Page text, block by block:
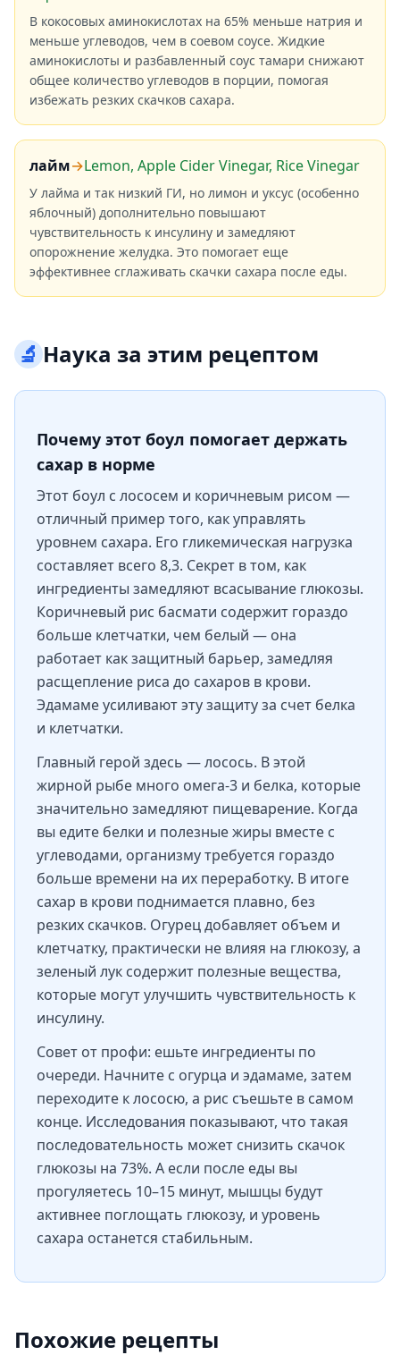
В кокосовых аминокислотах на 65% меньше натрия и
меньше углеводов, чем в соевом соусе. Жидкие
аминокислоты и разбавленный соус тамари снижают
общее количество углеводов в порции, помогая
избежать резких скачков сахара.
лайм→Lemon, Apple Cider Vinegar, Rice Vinegar
У лайма и так низкий ГИ, но лимон и уксус (особенно
яблочный) дополнительно повышают
чувствительность к инсулину и замедляют
опорожнение желудка. Это помогает еще
эффективнее сглаживать скачки сахара после еды.
🔬Наука за этим рецептом
Почему этот боул помогает держать
сахар в норме
Этот боул с лососем и коричневым рисом —
отличный пример того, как управлять
уровнем сахара. Его гликемическая нагрузка
составляет всего 8,3. Секрет в том, как
ингредиенты замедляют всасывание глюкозы.
Коричневый рис басмати содержит гораздо
больше клетчатки, чем белый — она
работает как защитный барьер, замедляя
расщепление риса до сахаров в крови.
Эдамаме усиливают эту защиту за счет белка
и клетчатки.
Главный герой здесь — лосось. В этой
жирной рыбе много омега-3 и белка, которые
значительно замедляют пищеварение. Когда
вы едите белки и полезные жиры вместе с
углеводами, организму требуется гораздо
больше времени на их переработку. В итоге
сахар в крови поднимается плавно, без
резких скачков. Огурец добавляет объем и
клетчатку, практически не влияя на глюкозу, а
зеленый лук содержит полезные вещества,
которые могут улучшить чувствительность к
инсулину.
Совет от профи: ешьте ингредиенты по
очереди. Начните с огурца и эдамаме, затем
переходите к лососю, а рис съешьте в самом
конце. Исследования показывают, что такая
последовательность может снизить скачок
глюкозы на 73%. А если после еды вы
прогуляетесь 10–15 минут, мышцы будут
активнее поглощать глюкозу, и уровень
сахара останется стабильным.
Похожие рецепты